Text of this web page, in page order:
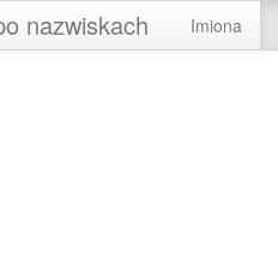
nazwiskach Imiona